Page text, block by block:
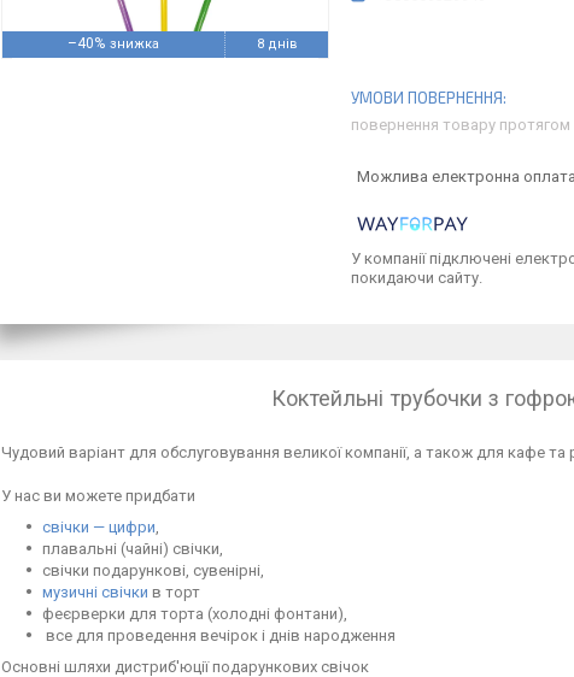
–40% 8 днів
повернення товару протягом
У компанії підключені
покидаючи сайту.
Коктейльні трубочки з
Чудовий варіант для обслуговування великої компанії, а також для кафе та
У нас ви можете придбати
свічки — цифри
плавальні (чайні) свічки,
свічки подарункові, сувенірні,
музичні свічки в торт
феєрверки для торта (холодні фонтани),
все для проведення вечірок і днів народження
Основні шляхи дистриб'юції подарункових свічок